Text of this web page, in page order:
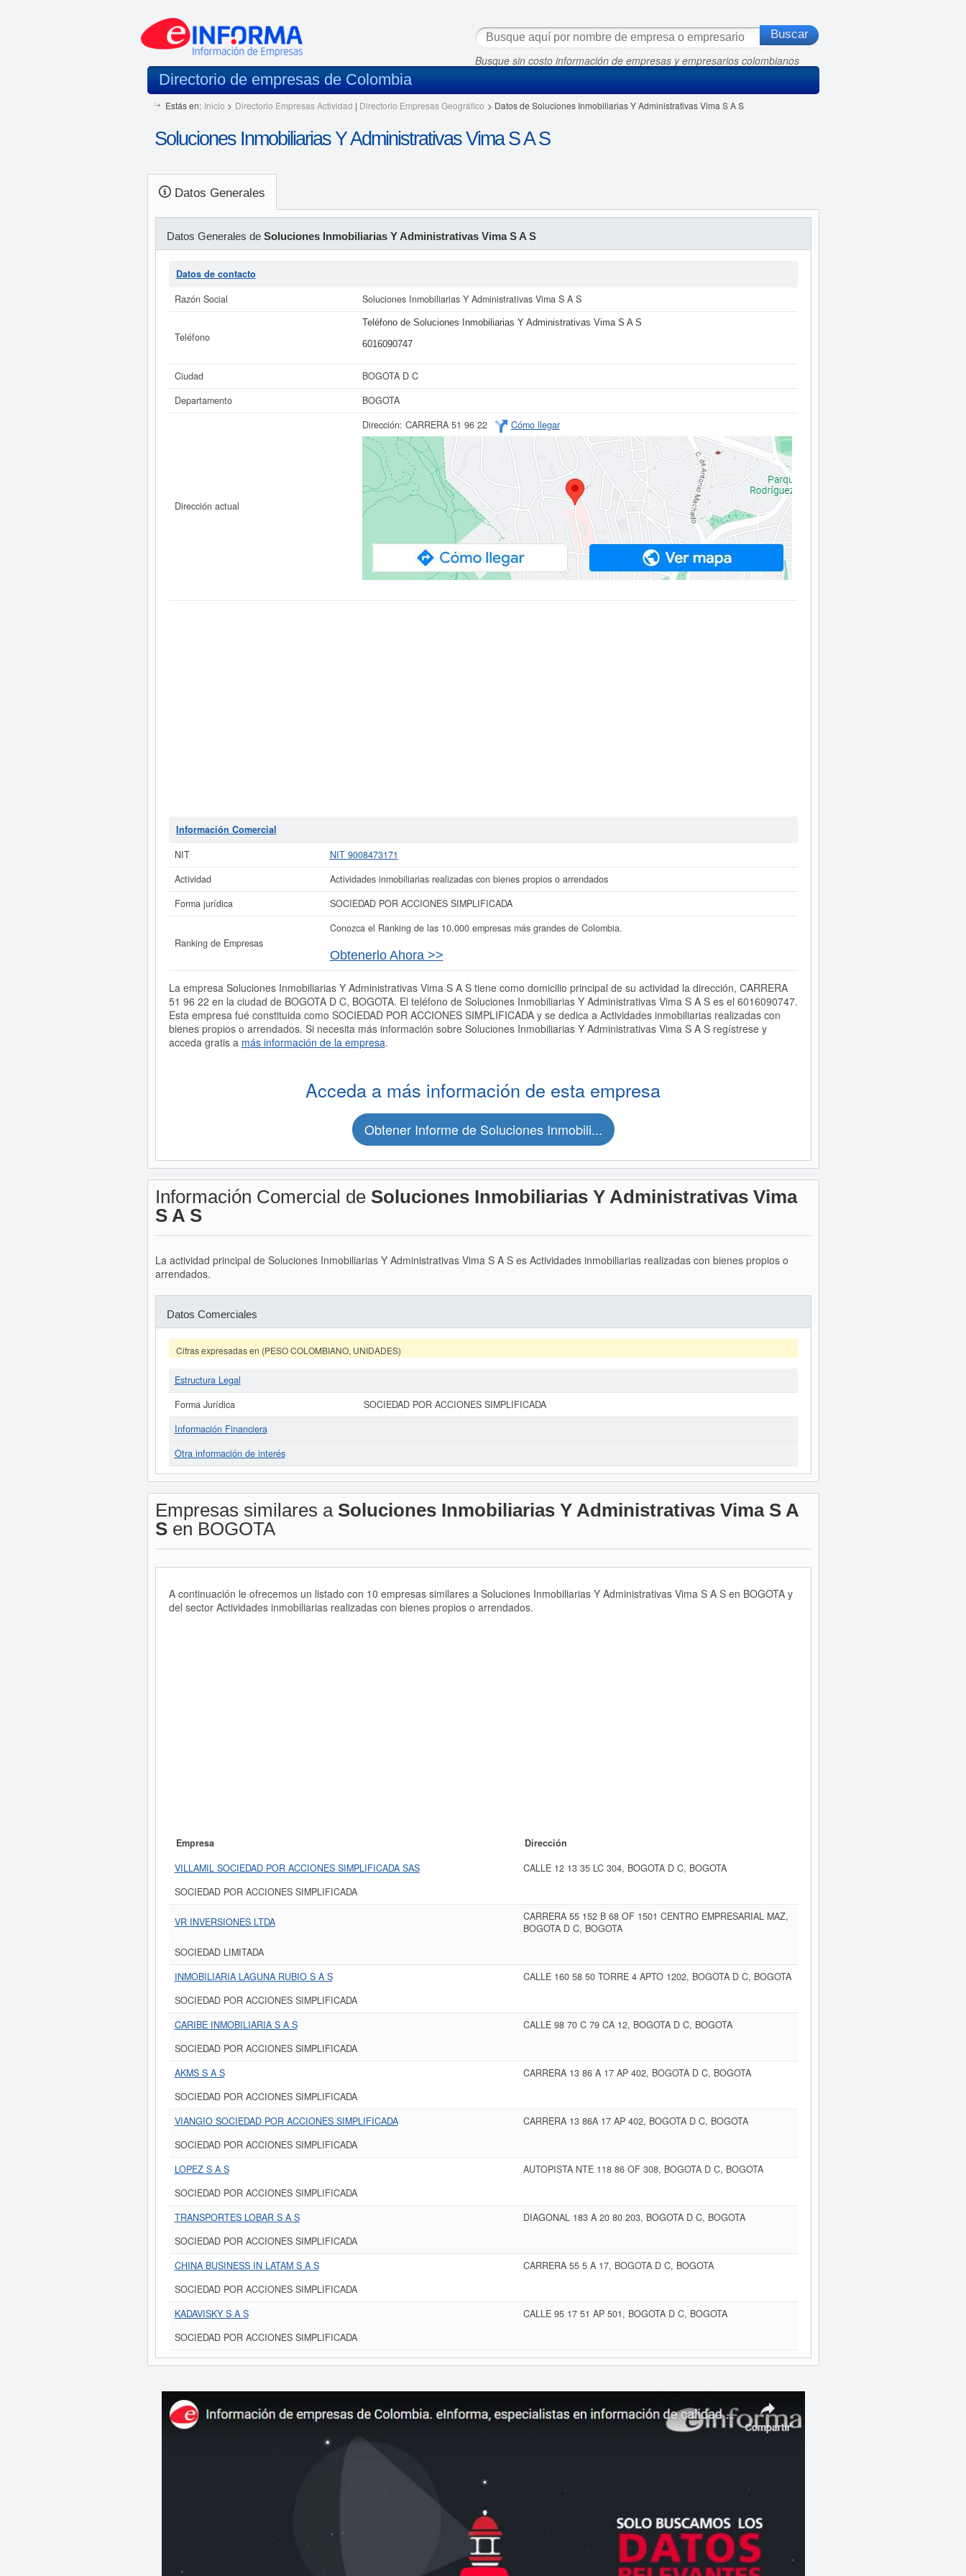
Busque sin costo información de empresas y empresarios colombianos
Directorio de empresas de Colombia
Estás en: Inicio > Directorio Empresas Actividad | Directorio Empresas Geográfico > Datos de Soluciones Inmobiliarias Y Administrativas Vima S A S
Soluciones Inmobiliarias Y Administrativas Vima S A S
Datos Generales
Datos Generales de Soluciones Inmobiliarias Y Administrativas Vima S A S
Datos de contacto
Razón Social
Soluciones Inmobiliarias Y Administrativas Vima S A S
Teléfono
Teléfono de Soluciones Inmobiliarias Y Administrativas Vima S A S
6016090747
Ciudad
BOGOTA D C
Departamento
BOGOTA
Dirección actual
Dirección: CARRERA 51 96 22 Cómo llegar
Información Comercial
NIT
NIT 9008473171
Actividad
Actividades inmobiliarias realizadas con bienes propios o arrendados
Forma jurídica
SOCIEDAD POR ACCIONES SIMPLIFICADA
Ranking de Empresas
Conozca el Ranking de las 10.000 empresas más grandes de Colombia.
Obtenerlo Ahora >>
La empresa Soluciones Inmobiliarias Y Administrativas Vima S A S tiene como domicilio principal de su actividad la dirección, CARRERA
51 96 22 en la ciudad de BOGOTA D C, BOGOTA. El teléfono de Soluciones Inmobiliarias Y Administrativas Vima S A S es el 6016090747.
Esta empresa fué constituida como SOCIEDAD POR ACCIONES SIMPLIFICADA y se dedica a Actividades inmobiliarias realizadas con
bienes propios o arrendados. Si necesita más información sobre Soluciones Inmobiliarias Y Administrativas Vima S A S regístrese y
acceda gratis a más información de la empresa.
Acceda a más información de esta empresa
Obtener Informe de Soluciones Inmobili...
Información Comercial de Soluciones Inmobiliarias Y Administrativas Vima
S A S
La actividad principal de Soluciones Inmobiliarias Y Administrativas Vima S A S es Actividades inmobiliarias realizadas con bienes propios o
arrendados.
Datos Comerciales
Cifras expresadas en (PESO COLOMBIANO, UNIDADES)
Estructura Legal
Forma Jurídica
SOCIEDAD POR ACCIONES SIMPLIFICADA
Información Financiera
Otra información de interés
Empresas similares a Soluciones Inmobiliarias Y Administrativas Vima S A
Sen BOGOTA
A continuación le ofrecemos un listado con 10 empresas similares a Soluciones Inmobiliarias Y Administrativas Vima S A S en BOGOTA y
del sector Actividades inmobiliarias realizadas con bienes propios o arrendados.
Empresa
Dirección
VILLAMIL SOCIEDAD POR ACCIONES SIMPLIFICADA SAS
CALLE 12 13 35 LC 304, BOGOTA D C, BOGOTA
SOCIEDAD POR ACCIONES SIMPLIFICADA
VR INVERSIONES LTDA
CARRERA 55 152 B 68 OF 1501 CENTRO EMPRESARIAL MAZ,
BOGOTA D C, BOGOTA
SOCIEDAD LIMITADA
INMOBILIARIA LAGUNA RUBIO S A S
CALLE 160 58 50 TORRE 4 APTO 1202, BOGOTA D C, BOGOTA
SOCIEDAD POR ACCIONES SIMPLIFICADA
CARIBE INMOBILIARIA S A S
CALLE 98 70 C 79 CA 12, BOGOTA D C, BOGOTA
SOCIEDAD POR ACCIONES SIMPLIFICADA
AKMS S A S
CARRERA 13 86 A 17 AP 402, BOGOTA D C, BOGOTA
SOCIEDAD POR ACCIONES SIMPLIFICADA
VIANGIO SOCIEDAD POR ACCIONES SIMPLIFICADA
CARRERA 13 86A 17 AP 402, BOGOTA D C, BOGOTA
SOCIEDAD POR ACCIONES SIMPLIFICADA
LOPEZ S A S
AUTOPISTA NTE 118 86 OF 308, BOGOTA D C, BOGOTA
SOCIEDAD POR ACCIONES SIMPLIFICADA
TRANSPORTES LOBAR S A S
DIAGONAL 183 A 20 80 203, BOGOTA D C, BOGOTA
SOCIEDAD POR ACCIONES SIMPLIFICADA
CHINA BUSINESS IN LATAM S A S
CARRERA 55 5 A 17, BOGOTA D C, BOGOTA
SOCIEDAD POR ACCIONES SIMPLIFICADA
KADAVISKY S A S
CALLE 95 17 51 AP 501, BOGOTA D C, BOGOTA
SOCIEDAD POR ACCIONES SIMPLIFICADA